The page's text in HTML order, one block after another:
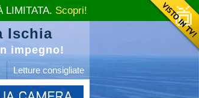
Ischia
impegno!
Letture consigliate
LIMITATA. Scopri!